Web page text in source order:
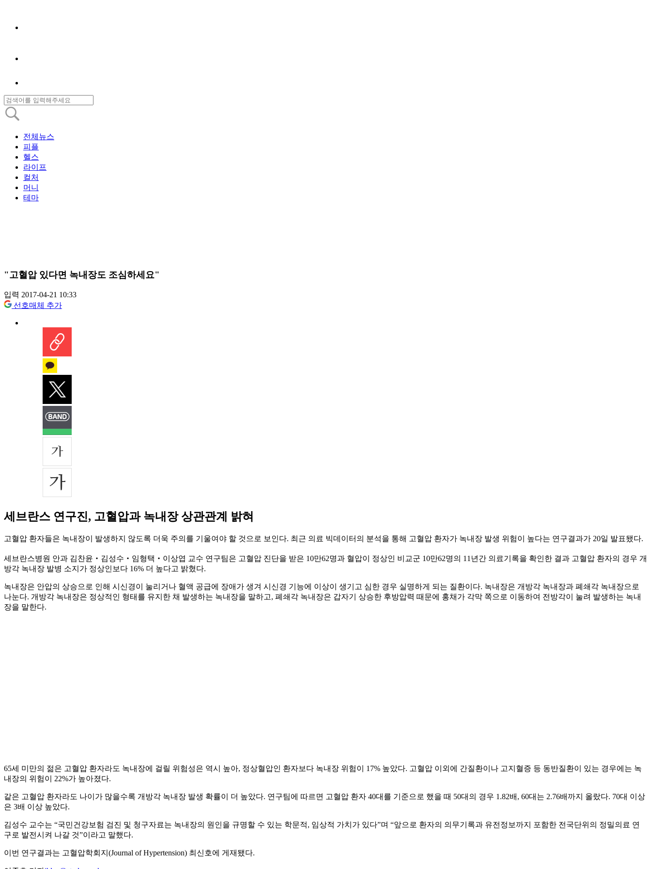
전체뉴스
피플
헬스
라이프
컬처
머니
테마
"고혈압 있다면 녹내장도 조심하세요"
입력 2017-04-21 10:33
선호매체 추가
세브란스 연구진, 고혈압과 녹내장 상관관계 밝혀
고혈압 환자들은 녹내장이 발생하지 않도록 더욱 주의를 기울여야 할 것으로 보인다. 최근 의료 빅데이터의 분석을 통해 고혈압 환자가 녹내장 발생 위험이 높다는 연구결과가 20일 발표됐다.
세브란스병원 안과 김찬윤‧김성수‧임형택‧이상엽 교수 연구팀은 고혈압 진단을 받은 10만62명과 혈압이 정상인 비교군 10만62명의 11년간 의료기록을 확인한 결과 고혈압 환자의 경우 개
방각 녹내장 발병 소지가 정상인보다 16% 더 높다고 밝혔다.
녹내장은 안압의 상승으로 인해 시신경이 눌리거나 혈액 공급에 장애가 생겨 시신경 기능에 이상이 생기고 심한 경우 실명하게 되는 질환이다. 녹내장은 개방각 녹내장과 폐쇄각 녹내장으로
나눈다. 개방각 녹내장은 정상적인 형태를 유지한 채 발생하는 녹내장을 말하고, 폐쇄각 녹내장은 갑자기 상승한 후방압력 때문에 홍채가 각막 쪽으로 이동하여 전방각이 눌려 발생하는 녹내
장을 말한다.
65세 미만의 젊은 고혈압 환자라도 녹내장에 걸릴 위험성은 역시 높아, 정상혈압인 환자보다 녹내장 위험이 17% 높았다. 고혈압 이외에 간질환이나 고지혈증 등 동반질환이 있는 경우에는 녹
내장의 위험이 22%가 높아졌다.
같은 고혈압 환자라도 나이가 많을수록 개방각 녹내장 발생 확률이 더 높았다. 연구팀에 따르면 고혈압 환자 40대를 기준으로 했을 때 50대의 경우 1.82배, 60대는 2.76배까지 올랐다. 70대 이상
은 3배 이상 높았다.
김성수 교수는 “국민건강보험 검진 및 청구자료는 녹내장의 원인을 규명할 수 있는 학문적, 임상적 가치가 있다”며 “앞으로 환자의 의무기록과 유전정보까지 포함한 전국단위의 정밀의료 연
구로 발전시켜 나갈 것”이라고 말했다.
이번 연구결과는 고혈압학회지(Journal of Hypertension) 최신호에 게재됐다.